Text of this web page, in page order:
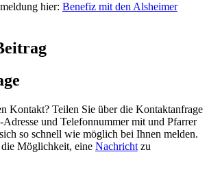
hier: Benefiz mit den Alsheimer
Kontakt? Teilen Sie über die Kontaktanfrage
und Telefonnummer mit und Pfarrer
so schnell wie möglich bei Ihnen melden.
Möglichkeit, eine Nachricht zu